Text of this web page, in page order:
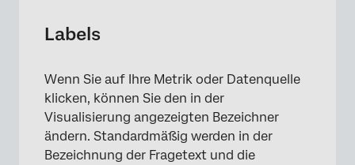
Labels
Wenn Sie auf Ihre Metrik oder Datenquelle
klicken, können Sie den in der
Visualisierung angezeigten Bezeichner
ändern. Standardmäßig werden in der
Bezeichnung der Fragetext und die